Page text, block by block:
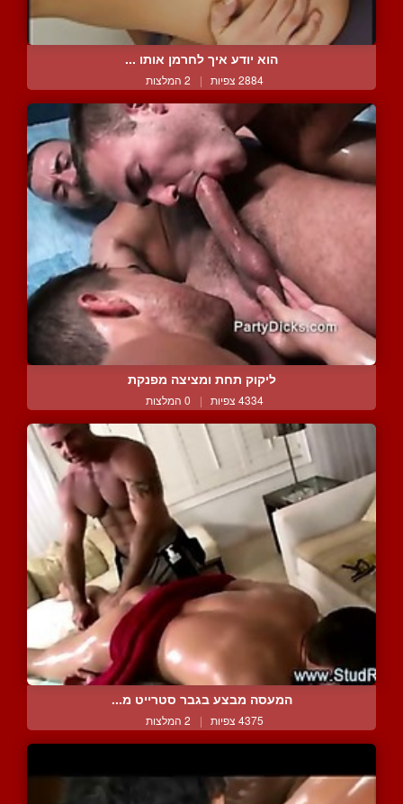
הוא יודע איך לחרמן אותו ...
2884 צפיות | 2 המלצות
ליקוק תחת ומציצה מפנקת
4334 צפיות | 0 המלצות
המעסה מבצע בגבר סטרייט מ...
4375 צפיות | 2 המלצות